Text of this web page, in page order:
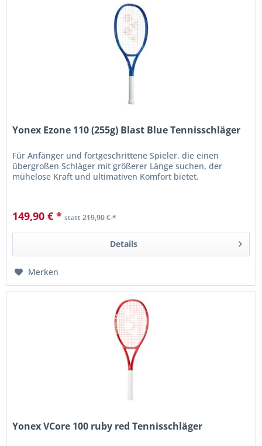
Yonex Ezone 110 (255g) Blast Blue Tennisschläger
Für Anfänger und fortgeschrittene Spieler, die einen
übergroßen Schläger mit größerer Länge suchen, der
mühelose Kraft und ultimativen Komfort bietet.
149,90 € * statt219,90 € *
Details
Merken
Yonex VCore 100 ruby red Tennisschläger